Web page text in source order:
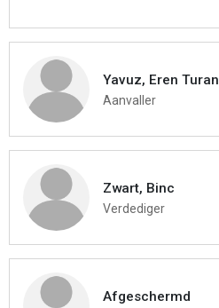
Yavuz, Eren Turan
Aanvaller
Zwart, Binc
Verdediger
Afgeschermd